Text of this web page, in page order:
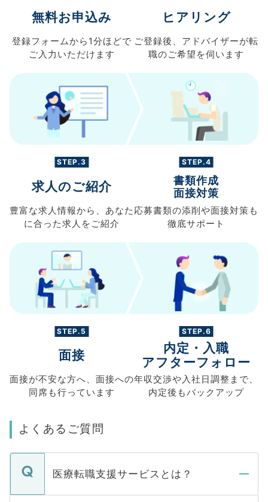
無料お申込み
登録フォームから 1分ほどで
ご入力 いただけます
ヒアリング
ご登録後、 アドバイザーが転
職のご希望を伺います
STEP.3
求人のご紹介
豊富な求人情報から、 あなた
に合った求人を ご紹介
STEP.4
書類作成
面接対策
応募書類の添削や面接対策も
徹底サポート
STEP.5
面接
面接が不安な方へ、 面接への
同席も行っています
STEP.6
内定・入職
アフターフォロー
年収交渉や入社日調整まで、
内定後もバックアップ
よくあるご質問
医療転職支援サービスとは？